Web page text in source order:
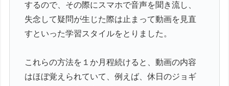
するので、その際にスマホで音声を聞き流し、
失念して疑問が生じた際は止まって動画を見直
すといった学習スタイルをとりました。
これらの方法を１か月程続けると、動画の内容
はほぼ覚えられていて、例えば、休日のジョギ